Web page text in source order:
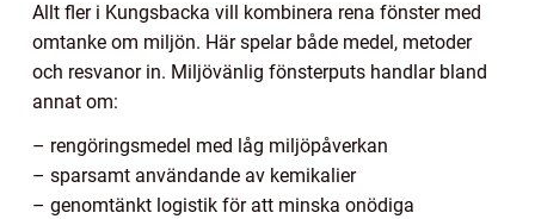
Allt fler i Kungsbacka vill kombinera rena fönster med
omtanke om miljön. Här spelar både medel, metoder
och resvanor in. Miljövänlig fönsterputs handlar bland
annat om:
– rengöringsmedel med låg miljöpåverkan
– sparsamt användande av kemikalier
– genomtänkt logistik för att minska onödiga